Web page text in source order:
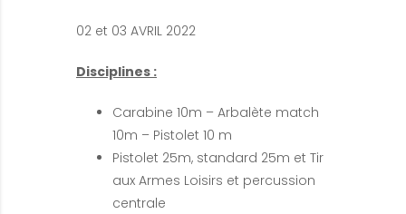
02 et 03 AVRIL 2022
Disciplines :
Carabine 10m – Arbalète match
10m – Pistolet 10 m
Pistolet 25m, standard 25m et Tir
aux Armes Loisirs et percussion
centrale